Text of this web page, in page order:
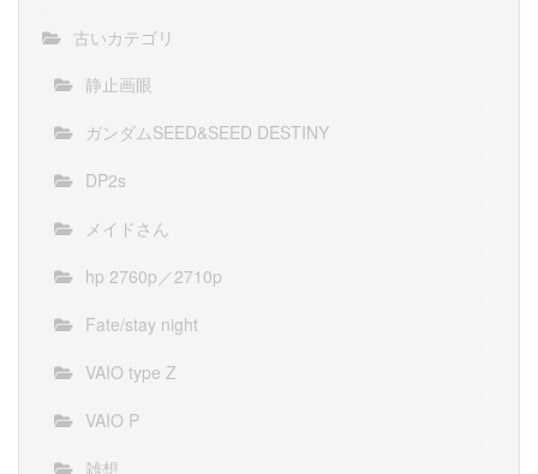
古いカテゴリ
静止画眼
ガンダムSEED&SEED DESTINY
DP2s
メイドさん
hp 2760p／2710p
Fate/stay night
VAIO type Z
VAIO P
雑想